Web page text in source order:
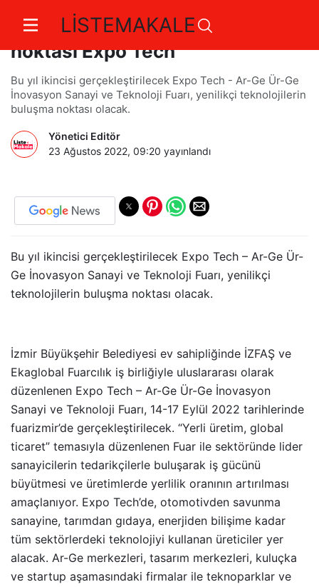
LİSTEMAKALE
Yenilikçi teknolojilerin buluşma
noktası Expo Tech
Bu yıl ikincisi gerçekleştirilecek Expo Tech - Ar-Ge Ür-Ge
İnovasyon Sanayi ve Teknoloji Fuarı, yenilikçi teknolojilerin
buluşma noktası olacak.
Yönetici Editör
23 Ağustos 2022, 09:20 yayınlandı
Bu yıl ikincisi gerçekleştirilecek Expo Tech – Ar-Ge Ür-
Ge İnovasyon Sanayi ve Teknoloji Fuarı, yenilikçi
teknolojilerin buluşma noktası olacak.
İzmir Büyükşehir Belediyesi ev sahipliğinde İZFAŞ ve
Ekaglobal Fuarcılık iş birliğiyle uluslararası olarak
düzenlenen Expo Tech – Ar-Ge Ür-Ge İnovasyon
Sanayi ve Teknoloji Fuarı, 14-17 Eylül 2022 tarihlerinde
fuarizmir’de gerçekleştirilecek. “Yerli üretim, global
ticaret” temasıyla düzenlenen Fuar ile sektöründe lider
sanayicilerin tedarikçilerle buluşarak iş gücünü
büyütmesi ve üretimlerde yerlilik oranının artırılması
amaçlanıyor. Expo Tech’de, otomotivden savunma
sanayine, tarımdan gıdaya, enerjiden bilişime kadar
tüm sektörlerdeki teknolojiyi kullanan üreticiler yer
alacak. Ar-Ge merkezleri, tasarım merkezleri, kuluçka
ve startup aşamasındaki firmalar ile teknoparklar ve